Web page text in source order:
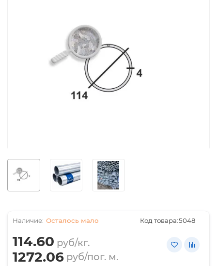
Осталось мало Код товара:5048
114.60 руб/кг.
1272.06 руб/пог. м.